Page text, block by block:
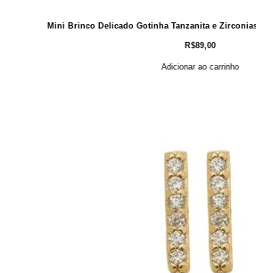
Mini Brinco Delicado Gotinha Tanzanita e
R$89,00
Adicionar ao carrinho